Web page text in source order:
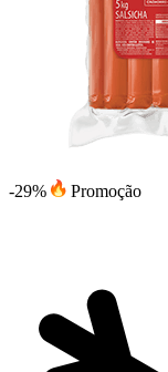
-29% Promoção